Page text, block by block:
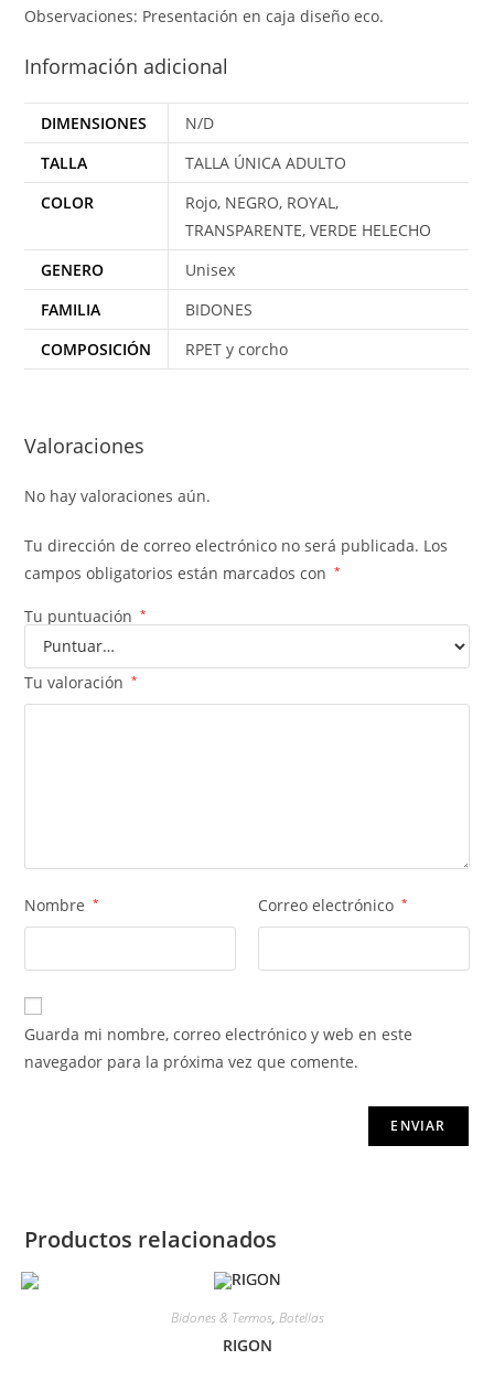
Observaciones: Presentación en caja diseño eco.
Información adicional
DIMENSIONES
N/D
TALLA
TALLA ÚNICA ADULTO
COLOR
Rojo, NEGRO, ROYAL,
TRANSPARENTE, VERDE HELECHO
GENERO
Unisex
FAMILIA
BIDONES
COMPOSICIÓN
RPET y corcho
Valoraciones
No hay valoraciones aún.
Tu dirección de correo electrónico no será publicada. Los
campos obligatorios están marcados con
*
Tu puntuación *
Tu valoración *
Nombre * Correo electrónico *
Guarda mi nombre, correo electrónico y web en este
navegador para la próxima vez que comente.
Productos relacionados
Bidones & Termos, Botellas
RIGON